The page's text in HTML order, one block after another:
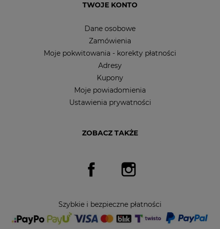
TWOJE KONTO
Dane osobowe
Zamówienia
Moje pokwitowania - korekty płatności
Adresy
Kupony
Moje powiadomienia
Ustawienia prywatności
ZOBACZ TAKŻE
Facebook
Szybkie i bezpieczne płatności